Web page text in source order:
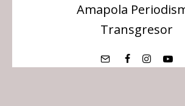
Amapola
Transgresor